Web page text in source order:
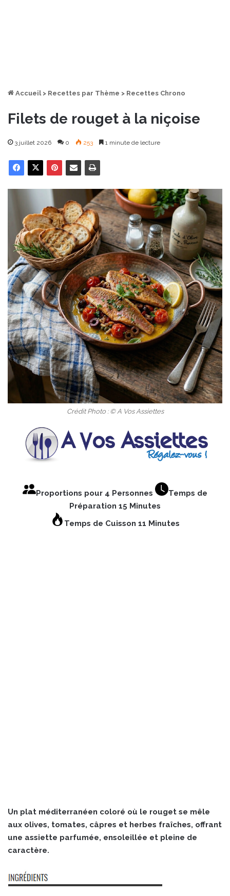
Accueil > Recettes par Thème > Recettes Chrono
Filets de rouget à la niçoise
3 juillet 2026 0 253 1 minute de lecture
Crédit Photo : © A Vos Assiettes
Proportions pour 4 Personnes
Temps de
Préparation 15 Minutes
Temps de Cuisson 11 Minutes
Un plat méditerranéen coloré où le rouget se mêle
aux olives, tomates, câpres et herbes fraîches, offrant
une assiette parfumée, ensoleillée et pleine de
caractère.